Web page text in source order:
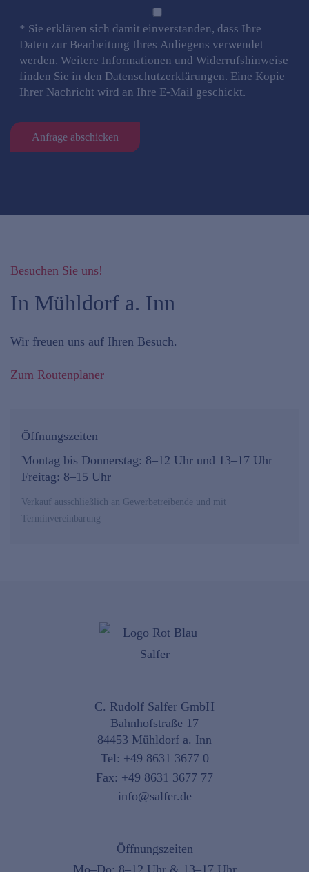
* Sie erklären sich damit einverstanden, dass Ihre
Daten zur Bearbeitung Ihres Anliegens verwendet
werden. Weitere Informationen und Widerrufshinweise
finden Sie in den Datenschutzerklärungen. Eine Kopie
Ihrer Nachricht wird an Ihre E-Mail geschickt.
Anfrage abschicken
Besuchen Sie uns!
In Mühldorf a. Inn
Wir freuen uns auf Ihren Besuch.
Zum Routenplaner
Öffnungszeiten
Montag bis Donnerstag: 8–12 Uhr und 13–17 Uhr
Freitag: 8–15 Uhr
Verkauf ausschließlich an Gewerbetreibende und mit
Terminvereinbarung
C. Rudolf Salfer GmbH
Bahnhofstraße 17
84453 Mühldorf a. Inn
Tel: +49 8631 3677 0
Fax: +49 8631 3677 77
info@salfer.de
Öffnungszeiten